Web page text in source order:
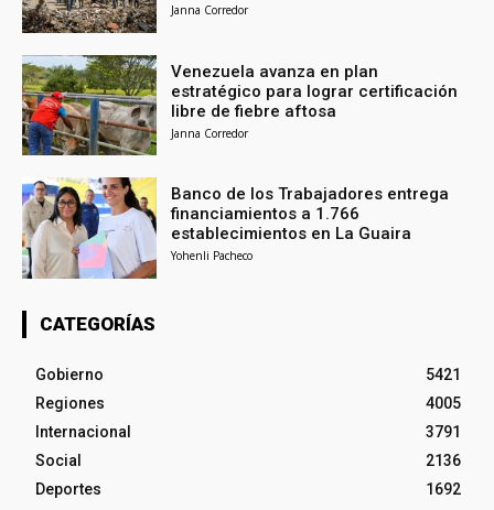
Janna Corredor
Venezuela avanza en plan
estratégico para lograr certificación
libre de fiebre aftosa
Janna Corredor
Banco de los Trabajadores entrega
financiamientos a 1.766
establecimientos en La Guaira
Yohenli Pacheco
CATEGORÍAS
Gobierno
5421
Regiones
4005
Internacional
3791
Social
2136
Deportes
1692